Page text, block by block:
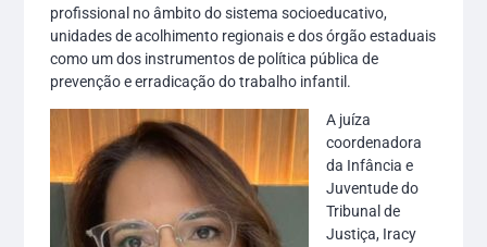
profissional no âmbito do sistema socioeducativo,
unidades de acolhimento regionais e dos órgão estaduais
como um dos instrumentos de política pública de
prevenção e erradicação do trabalho infantil.
A juíza
coordenadora
da Infância e
Juventude do
Tribunal de
Justiça, Iracy